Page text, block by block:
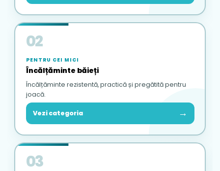
02
PENTRU CEI MICI
Încălțăminte băieți
Încălțăminte rezistentă, practică și pregătită pentru
joacă.
Vezi categoria →
03